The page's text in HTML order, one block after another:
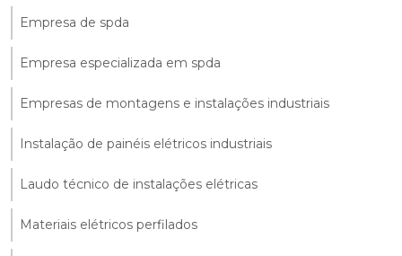
Empresa de spda
Empresa especializada em spda
Empresas de montagens e instalações industriais
Instalação de painéis elétricos industriais
Laudo técnico de instalações elétricas
Materiais elétricos perfilados